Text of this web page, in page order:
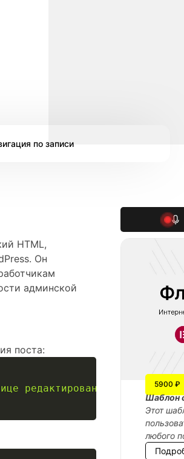
по записи
HTML,
Он
админской
поста:
редактирования 5900 ₽
Шаблон
Этот
любого